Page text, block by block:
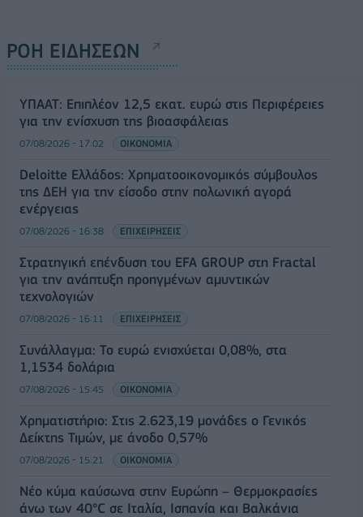
ΡΟΗ ΕΙΔΗΣΕΩΝ
ΥΠΑΑΤ: Επιπλέον 12,5 εκατ. ευρώ στις Περιφέρειες
για την ενίσχυση της βιοασφάλειας
07/08/2026 - 17:02 ΟΙΚΟΝΟΜΙΑ
Deloitte Ελλάδος: Χρηματοοικονομικός σύμβουλος
της ΔΕΗ για την είσοδο στην πολωνική αγορά
ενέργειας
07/08/2026 - 16:38 ΕΠΙΧΕΙΡΗΣΕΙΣ
Στρατηγική επένδυση του EFA GROUP στη Fractal
για την ανάπτυξη προηγμένων αμυντικών
τεχνολογιών
07/08/2026 - 16:11 ΕΠΙΧΕΙΡΗΣΕΙΣ
Συνάλλαγμα: Το ευρώ ενισχύεται 0,08%, στα
1,1534 δολάρια
07/08/2026 - 15:45 ΟΙΚΟΝΟΜΙΑ
Χρηματιστήριο: Στις 2.623,19 μονάδες ο Γενικός
Δείκτης Τιμών, με άνοδο 0,57%
07/08/2026 - 15:21 ΟΙΚΟΝΟΜΙΑ
Νέο κύμα καύσωνα στην Ευρώπη – Θερμοκρασίες
άνω των 40°C σε Ιταλία, Ισπανία και Βαλκάνια